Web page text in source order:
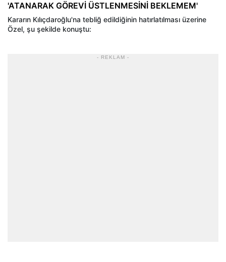
'ATANARAK GÖREVİ ÜSTLENMESİNİ BEKLEMEM'
Kararın Kılıçdaroğlu'na tebliğ edildiğinin hatırlatılması üzerine
Özel, şu şekilde konuştu:
- REKLAM -